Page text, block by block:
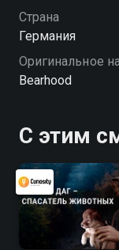
Страна
Германия
Оригинальное
Bearhood
С этим